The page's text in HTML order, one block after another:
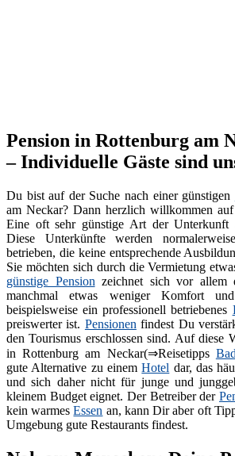
Pension in Rottenburg am
– Individuelle Gäste sind
Du bist auf der Suche nach einer günstigen
am Neckar? Dann herzlich willkommen auf
Eine oft sehr günstige Art der
Diese Unterkünfte werden
betrieben, die keine entsprechende
Sie möchten sich durch die Vermietung
günstige Pension zeichnet sich vor allem
manchmal etwas weniger Komfort
beispielsweise ein professionell betriebenes
preiswerter ist. Pensionen findest Du
den Tourismus erschlossen sind. Auf diese
in Rottenburg am Neckar(⇒Reisetipps
gute Alternative zu einemHotel dar, das
und sich daher nicht für junge und
kleinem Budget eignet. Der Betreiber der
kein warmesEssen an, kann Dir aber oft
Umgebung gute Restaurants findest.